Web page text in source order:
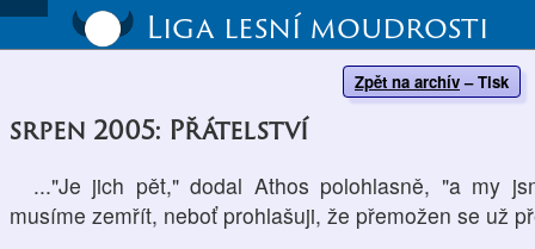
Liga lesní moudrosti
Zpět na archív – Tisk
srpen 2005: Přátelství
..."Je jich pět," dodal Athos polohlasně, "a my
musíme zemřít, neboť prohlašuji, že přemožen se už